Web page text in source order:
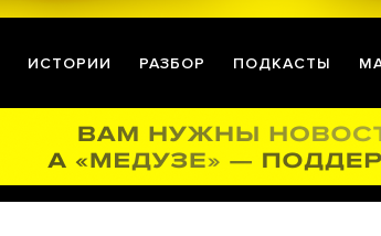
ИСТОРИИ РАЗБОР ПОДКАСТЫ